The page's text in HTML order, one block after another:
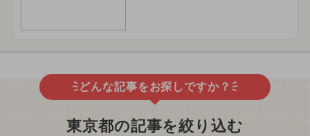
どんな記事をお探しですか？
東京都の記事を絞り込む